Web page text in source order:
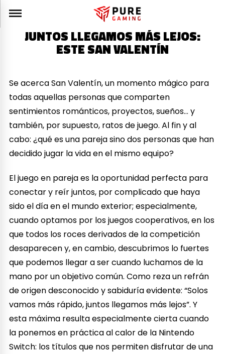
JUNTOS LLEGAMOS MÁS LEJOS:
ESTE SAN VALENTÍN
Se acerca San Valentín, un momento mágico para
todas aquellas personas que comparten
sentimientos románticos, proyectos, sueños… y
también, por supuesto, ratos de juego. Al fin y al
cabo: ¿qué es una pareja sino dos personas que han
decidido jugar la vida en el mismo equipo?
El juego en pareja es la oportunidad perfecta para
conectar y reír juntos, por complicado que haya
sido el día en el mundo exterior; especialmente,
cuando optamos por los juegos cooperativos, en los
que todos los roces derivados de la competición
desaparecen y, en cambio, descubrimos lo fuertes
que podemos llegar a ser cuando luchamos de la
mano por un objetivo común. Como reza un refrán
de origen desconocido y sabiduría evidente: “Solos
vamos más rápido, juntos llegamos más lejos”. Y
esta máxima resulta especialmente cierta cuando
la ponemos en práctica al calor de la Nintendo
Switch: los títulos que nos permiten disfrutar de una